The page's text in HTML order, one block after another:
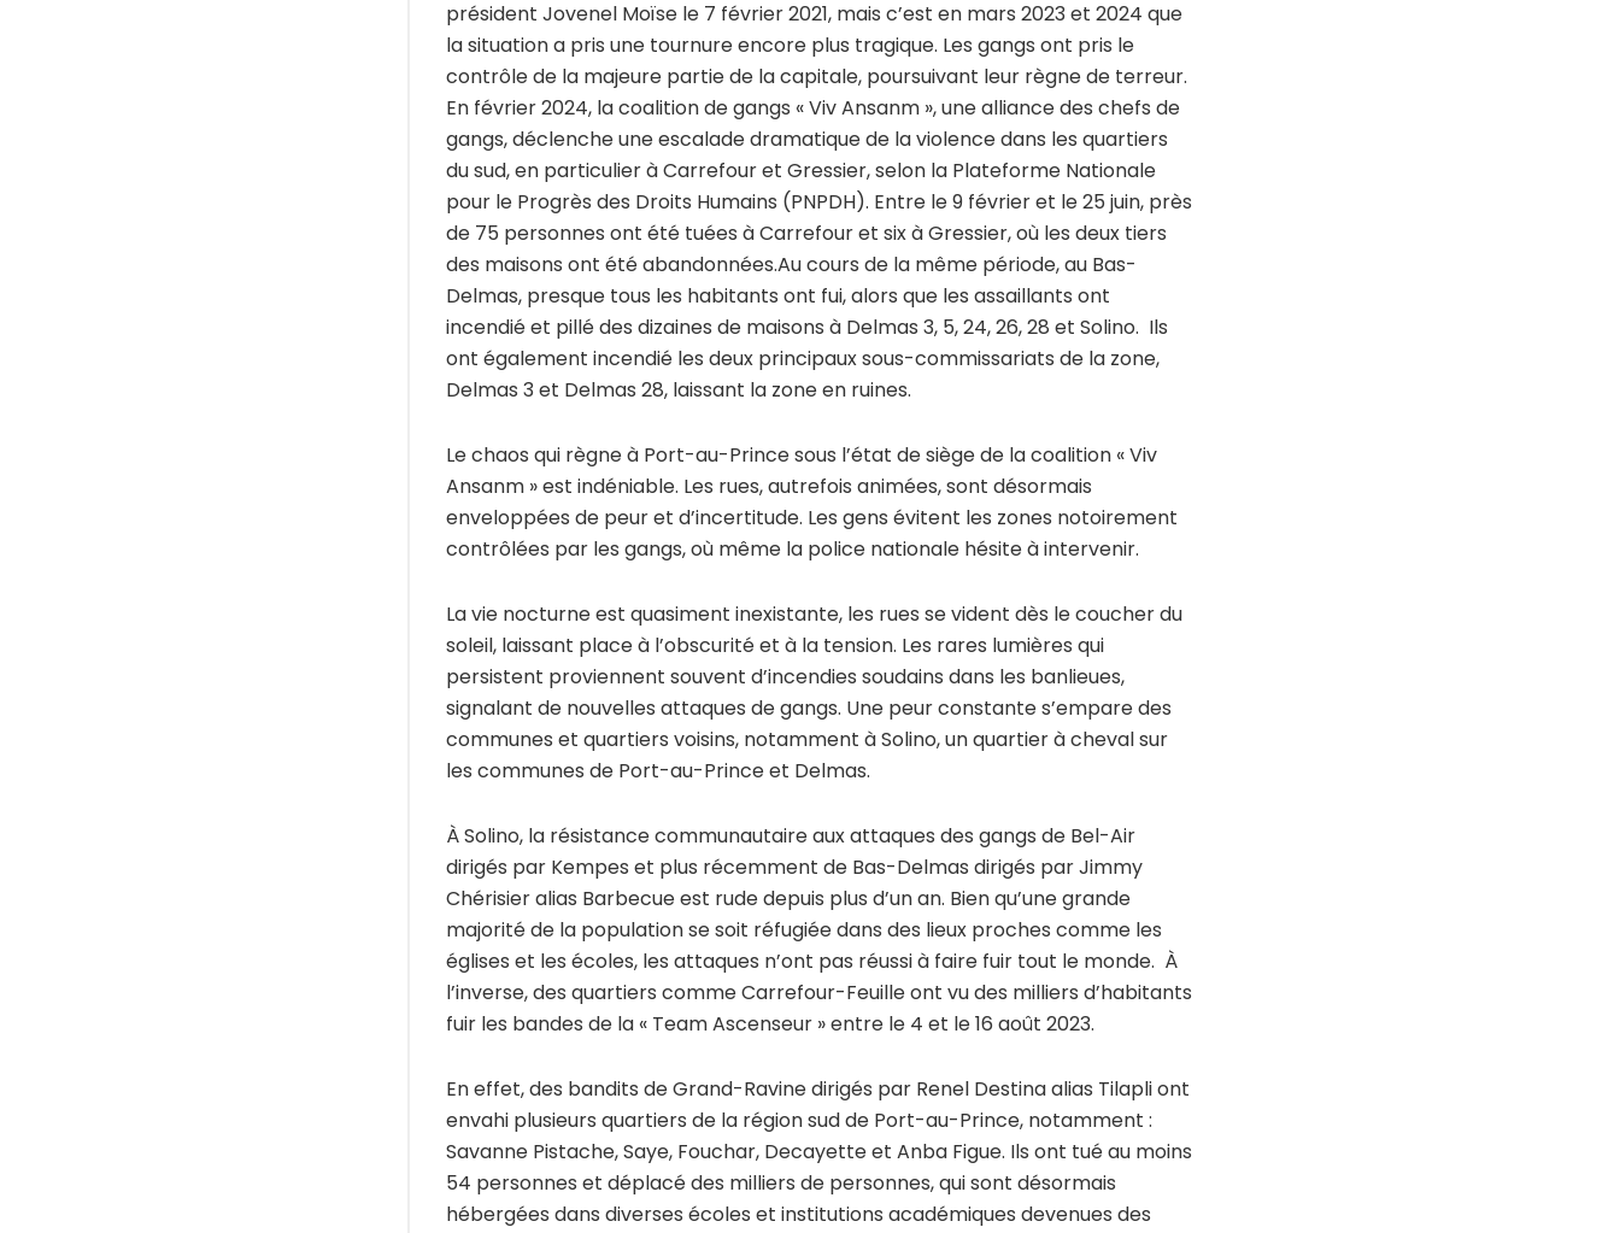
président Jovenel Moïse le 7 février 2021, mais c’est en mars 2023 et 2024 que
la situation a pris une tournure encore plus tragique. Les gangs ont pris le
contrôle de la majeure partie de la capitale, poursuivant leur règne de terreur.
En février 2024, la coalition de gangs « Viv Ansanm », une alliance des chefs de
gangs, déclenche une escalade dramatique de la violence dans les quartiers
du sud, en particulier à Carrefour et Gressier, selon la Plateforme Nationale
pour le Progrès des Droits Humains (PNPDH). Entre le 9 février et le 25 juin, près
de 75 personnes ont été tuées à Carrefour et six à Gressier, où les deux tiers
des maisons ont été abandonnées.Au cours de la même période, au Bas-
Delmas, presque tous les habitants ont fui, alors que les assaillants ont
incendié et pillé des dizaines de maisons à Delmas 3, 5, 24, 26, 28 et Solino. Ils
ont également incendié les deux principaux sous-commissariats de la zone,
Delmas 3 et Delmas 28, laissant la zone en ruines.
Le chaos qui règne à Port-au-Prince sous l’état de siège de la coalition « Viv
Ansanm » est indéniable. Les rues, autrefois animées, sont désormais
enveloppées de peur et d’incertitude. Les gens évitent les zones notoirement
contrôlées par les gangs, où même la police nationale hésite à intervenir.
La vie nocturne est quasiment inexistante, les rues se vident dès le coucher du
soleil, laissant place à l’obscurité et à la tension. Les rares lumières qui
persistent proviennent souvent d’incendies soudains dans les banlieues,
signalant de nouvelles attaques de gangs. Une peur constante s’empare des
communes et quartiers voisins, notamment à Solino, un quartier à cheval sur
les communes de Port-au-Prince et Delmas.
À Solino, la résistance communautaire aux attaques des gangs de Bel-Air
dirigés par Kempes et plus récemment de Bas-Delmas dirigés par Jimmy
Chérisier alias Barbecue est rude depuis plus d’un an. Bien qu’une grande
majorité de la population se soit réfugiée dans des lieux proches comme les
églises et les écoles, les attaques n’ont pas réussi à faire fuir tout le monde. À
l’inverse, des quartiers comme Carrefour-Feuille ont vu des milliers d’habitants
fuir les bandes de la « Team Ascenseur » entre le 4 et le 16 août 2023.
En effet, des bandits de Grand-Ravine dirigés par Renel Destina alias Tilapli ont
envahi plusieurs quartiers de la région sud de Port-au-Prince, notamment :
Savanne Pistache, Saye, Fouchar, Decayette et Anba Figue. Ils ont tué au moins
54 personnes et déplacé des milliers de personnes, qui sont désormais
hébergées dans diverses écoles et institutions académiques devenues des